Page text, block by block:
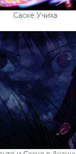
Саске Учиха